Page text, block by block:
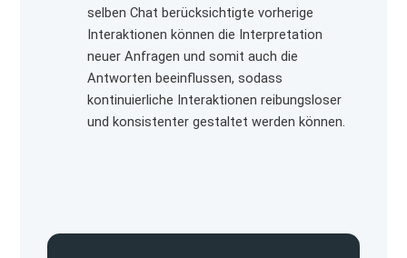
selben Chat berücksichtigte vorherige
Interaktionen können die Interpretation
neuer Anfragen und somit auch die
Antworten beeinflussen, sodass
kontinuierliche Interaktionen reibungsloser
und konsistenter gestaltet werden können.